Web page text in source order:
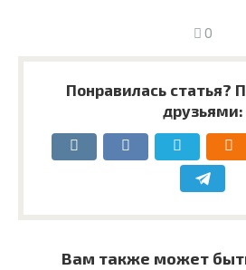
0
Понравилась статья?
друзьями:
Вам также может